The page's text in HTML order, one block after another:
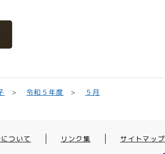
令和５年度 ５月
ついて リンク集 サイトマップ